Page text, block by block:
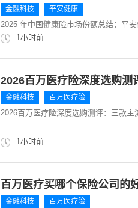
金融科技 平安健康
2025 年中国健康险市场份额总结：平
1小时前
2026百万医疗险深度选购测
金融科技 百万医疗险
2026百万医疗险深度选购测评：三款主
1小时前
百万医疗买哪个保险公司的
金融科技 百万医疗险